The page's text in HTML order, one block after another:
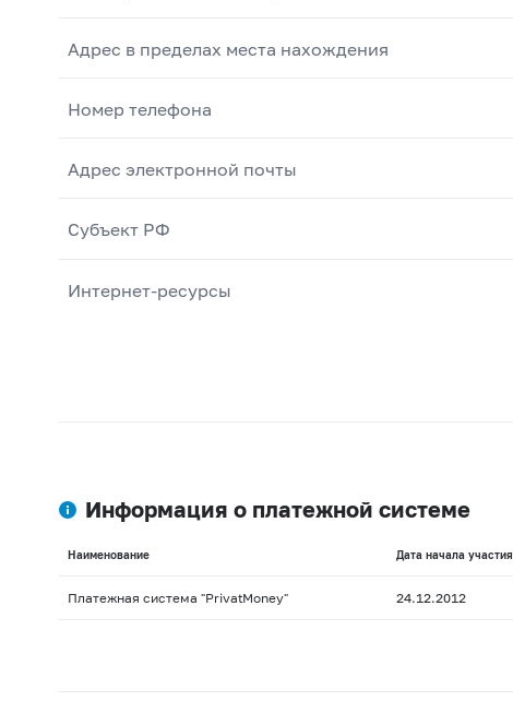
Адрес в пределах места нахождения
Номер телефона
Адрес электронной почты
Субъект РФ
Интернет-ресурсы
Информация о платежной системе
Наименование Дата начала участия
Платежная система "PrivatMoney" 24.12.2012